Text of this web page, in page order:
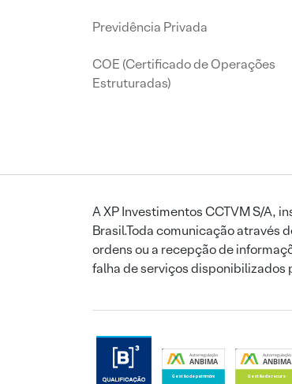
Previdência Privada
COE (Certificado de Operações
Estruturadas)
A XP Investimentos CCTVM S/A,
Brasil.Toda comunicação através
ordens ou a recepção de
falha de serviços disponibilizados